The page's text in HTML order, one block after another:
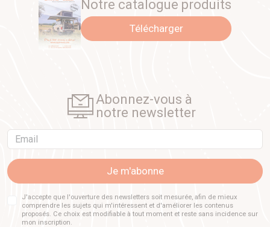
Notre catalogue produits
Télécharger
Abonnez-vous à
notre newsletter
Email
Je m'abonne
J'accepte que l'ouverture des newsletters soit mesurée, afin de mieux
comprendre les sujets qui m'intéressent et d'améliorer les contenus
proposés. Ce choix est modifiable à tout moment et reste sans incidence sur
mon inscription.